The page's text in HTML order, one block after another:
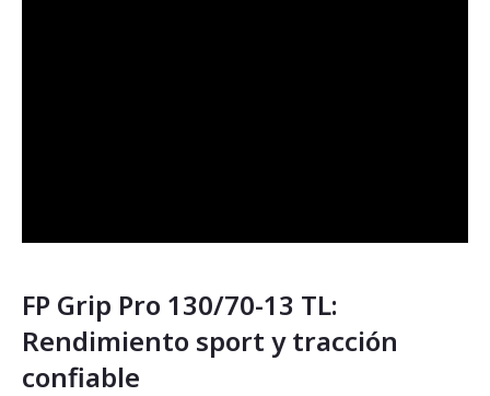
FP Grip Pro 130/70-13 TL:
Rendimiento sport y tracción
confiable